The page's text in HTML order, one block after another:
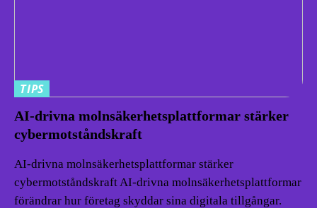
TIPS
AI-drivna molnsäkerhetsplattformar stärker
cybermotståndskraft
AI-drivna molnsäkerhetsplattformar stärker
cybermotståndskraft AI-drivna molnsäkerhetsplattformar
förändrar hur företag skyddar sina digitala tillgångar.